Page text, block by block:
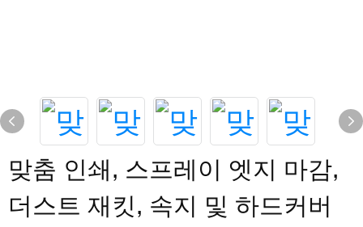
맞춤 인쇄, 스프레이 엣지 마감,
더스트 재킷, 속지 및 하드커버